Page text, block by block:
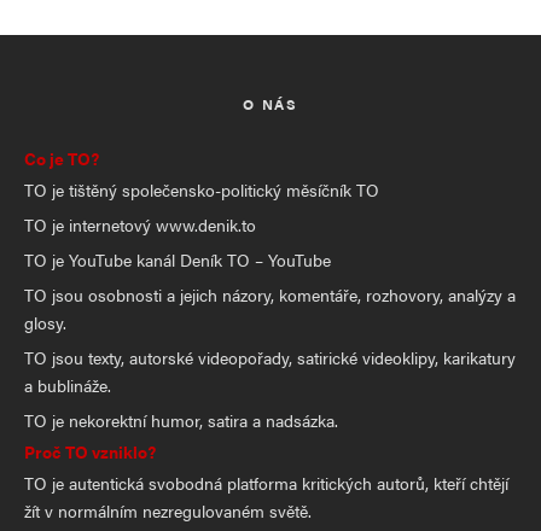
O NÁS
Co je TO?
TO je tištěný společensko-politický měsíčník TO
TO je internetový www.denik.to
TO je YouTube kanál Deník TO – YouTube
TO jsou osobnosti a jejich názory, komentáře, rozhovory, analýzy a
glosy.
TO jsou texty, autorské videopořady, satirické videoklipy, karikatury
a bublináže.
TO je nekorektní humor, satira a nadsázka.
Proč TO vzniklo?
TO je autentická svobodná platforma kritických autorů, kteří chtějí
žít v normálním nezregulovaném světě.